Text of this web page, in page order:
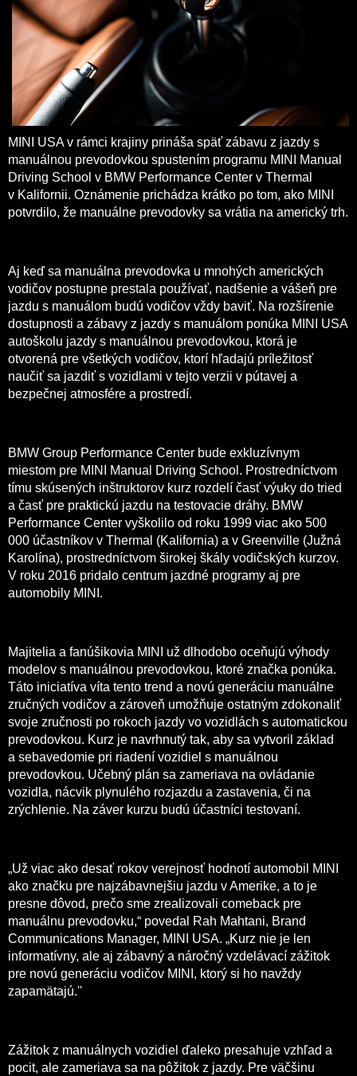
MINI USA v rámci krajiny prináša späť zábavu z jazdy s
manuálnou prevodovkou spustením programu MINI Manual
Driving School v BMW Performance Center v Thermal
v Kalifornii. Oznámenie prichádza krátko po tom, ako MINI
potvrdilo, že manuálne prevodovky sa vrátia na americký trh.
Aj keď sa manuálna prevodovka u mnohých amerických
vodičov postupne prestala používať, nadšenie a vášeň pre
jazdu s manuálom budú vodičov vždy baviť. Na rozšírenie
dostupnosti a zábavy z jazdy s manuálom ponúka MINI USA
autoškolu jazdy s manuálnou prevodovkou, ktorá je
otvorená pre všetkých vodičov, ktorí hľadajú príležitosť
naučiť sa jazdiť s vozidlami v tejto verzii v pútavej a
bezpečnej atmosfére a prostredí.
BMW Group Performance Center bude exkluzívnym
miestom pre MINI Manual Driving School. Prostredníctvom
tímu skúsených inštruktorov kurz rozdelí časť výuky do tried
a časť pre praktickú jazdu na testovacie dráhy. BMW
Performance Center vyškolilo od roku 1999 viac ako 500
000 účastníkov v Thermal (Kalifornia) a v Greenville (Južná
Karolína), prostredníctvom širokej škály vodičských kurzov.
V roku 2016 pridalo centrum jazdné programy aj pre
automobily MINI.
Majitelia a fanúšikovia MINI už dlhodobo oceňujú výhody
modelov s manuálnou prevodovkou, ktoré značka ponúka.
Táto iniciatíva víta tento trend a novú generáciu manuálne
zručných vodičov a zároveň umožňuje ostatným zdokonaliť
svoje zručnosti po rokoch jazdy vo vozidlách s automatickou
prevodovkou. Kurz je navrhnutý tak, aby sa vytvoril základ
a sebavedomie pri riadení vozidiel s manuálnou
prevodovkou. Učebný plán sa zameriava na ovládanie
vozidla, nácvik plynulého rozjazdu a zastavenia, či na
zrýchlenie. Na záver kurzu budú účastníci testovaní.
„Už viac ako desať rokov verejnosť hodnotí automobil MINI
ako značku pre najzábavnejšiu jazdu v Amerike, a to je
presne dôvod, prečo sme zrealizovali comeback pre
manuálnu prevodovku,“ povedal Rah Mahtani, Brand
Communications Manager, MINI USA. „Kurz nie je len
informatívny, ale aj zábavný a náročný vzdelávací zážitok
pre novú generáciu vodičov MINI, ktorý si ho navždy
zapamätajú.''
Zážitok z manuálnych vozidiel ďaleko presahuje vzhľad a
pocit, ale zameriava sa na pôžitok z jazdy. Pre väčšinu